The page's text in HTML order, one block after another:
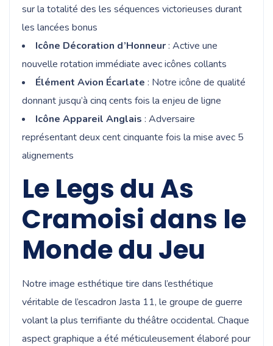
sur la totalité des les séquences victorieuses durant
les lancées bonus
Icône Décoration d’Honneur: Active une
nouvelle rotation immédiate avec icônes collants
Élément Avion Écarlate : Notre icône de qualité
donnant jusqu’à cinq cents fois la enjeu de ligne
Icône Appareil Anglais : Adversaire
représentant deux cent cinquante fois la mise avec 5
alignements
Le Legs du As
Cramoisi dans le
Monde du Jeu
Notre image esthétique tire dans l’esthétique
véritable de l’escadron Jasta 11, le groupe de guerre
volant la plus terrifiante du théâtre occidental. Chaque
aspect graphique a été méticuleusement élaboré pour